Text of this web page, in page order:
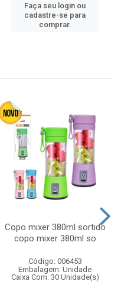
Faça seu login ou
cadastre-se para
comprar.
Copo mixer 380ml sortido
copo mixer 380ml so
Código: 006453
Embalagem: Unidade
Caixa Com: 30 Unidade(s)